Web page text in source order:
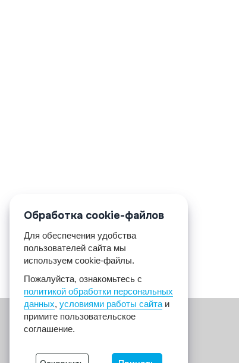
Обработка cookie-файлов
Для обеспечения удобства
пользователей сайта мы
используем cookie-файлы.
Пожалуйста, ознакомьтесь с
политикой обработки персональных
данных, условиями работы сайта и
примите пользовательское
соглашение.